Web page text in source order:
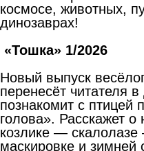
космосе, животных,
динозаврах!
«Тошка» 1/2026
Новый выпуск
перенесёт читателя
познакомит с птицей
голова». Расскажет
козлике —
маскировке и зимней